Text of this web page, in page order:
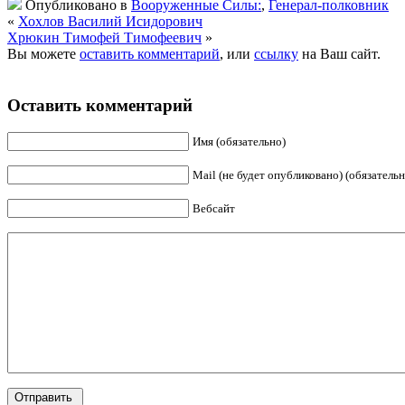
Опубликовано в Вооруженные Силы:, Генерал-полковник
« Хохлов Василий Исидорович
Хрюкин Тимофей Тимофеевич »
Вы можете оставить комментарий, или ссылку на Ваш сайт.
Оставить комментарий
Имя (обязательно)
Mail (не будет опубликовано)
Вебсайт